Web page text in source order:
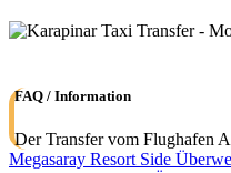
FAQ / Information
Der Transfer vom Flughafen
Megasaray Resort Side